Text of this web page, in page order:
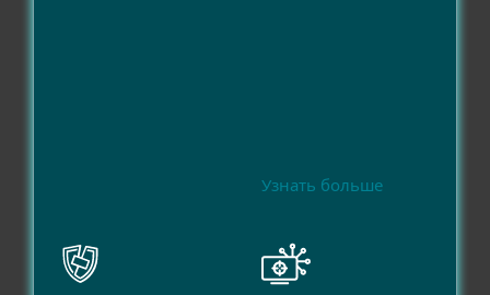
Узнать больше